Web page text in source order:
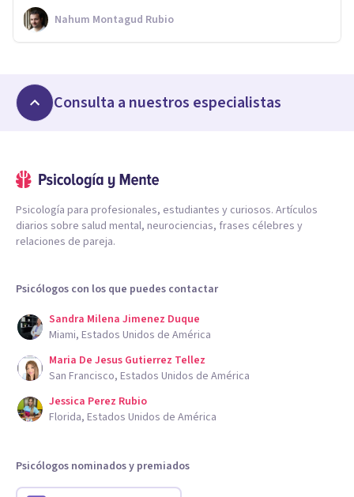
Nahum Montagud Rubio
Consulta a nuestros especialistas
Psicología para profesionales, estudiantes y curiosos. Artículos
diarios sobre salud mental, neurociencias, frases célebres y
relaciones de pareja.
Psicólogos con los que puedes contactar
Sandra Milena Jimenez Duque
Miami, Estados Unidos de América
Maria De Jesus Gutierrez Tellez
San Francisco, Estados Unidos de América
Jessica Perez Rubio
Florida, Estados Unidos de América
Psicólogos nominados y premiados